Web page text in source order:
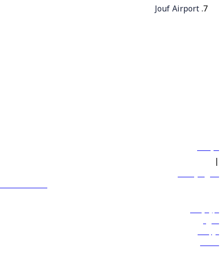
Jouf Airport
سياساتنا
|
الشروط والأحكام
600 544 445
حجز الرحلات
العروض
الوجهات
الأمتعة